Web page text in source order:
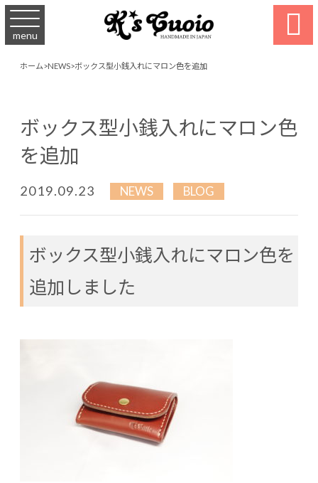
menu 
ホーム>NEWS>ボックス型小銭入れにマロン色を追加
ボックス型小銭入れにマロン色
を追加
2019.09.23 NEWS BLOG
ボックス型小銭入れにマロン色を
追加しました